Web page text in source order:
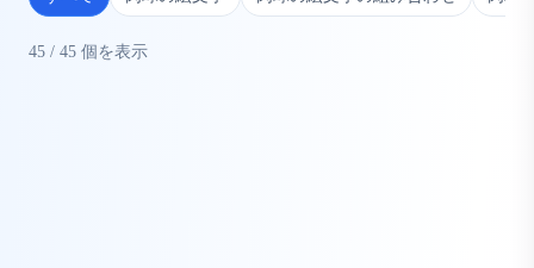
45 / 45 個を表示